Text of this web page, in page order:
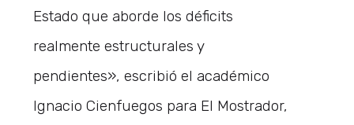
Estado que aborde los déficits
realmente estructurales y
pendientes», escribió el académico
Ignacio Cienfuegos para El Mostrador,